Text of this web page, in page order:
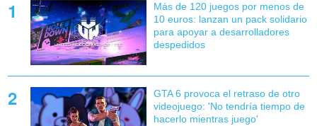
Más de 120 juegos por menos de
10 euros: lanzan un pack solidario
para apoyar a desarrolladores
despedidos
GTA 6 provoca el retraso de otro
videojuego: 'No tendría tiempo de
hacerlo mientras juego'